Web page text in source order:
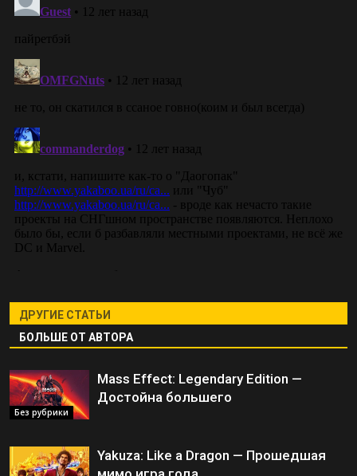
ДРУГИЕ СТАТЬИ
БОЛЬШЕ ОТ АВТОРА
Без рубрики
Mass Effect: Legendary Edition —
Достойна большего
Yakuza: Like a Dragon — Прошедшая